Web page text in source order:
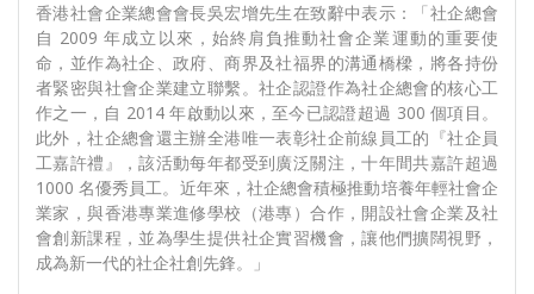
香港社會企業總會會長吳宏增先生在致辭中表示：「社企總會
自 2009 年成立以來，始終肩負推動社會企業運動的重要使
命，並作為社企、政府、商界及社福界的溝通橋樑，將各持份
者緊密與社會企業建立聯繫。社企認證作為社企總會的核心工
作之一，自 2014 年啟動以來，至今已認證超過 300 個項目。
此外，社企總會還主辦全港唯一表彰社企前線員工的『社企員
工嘉許禮』，該活動每年都受到廣泛關注，十年間共嘉許超過
1000 名優秀員工。近年來，社企總會積極推動培養年輕社會企
業家，與香港專業進修學校（港專）合作，開設社會企業及社
會創新課程，並為學生提供社企實習機會，讓他們擴闊視野，
成為新一代的社企社創先鋒。」